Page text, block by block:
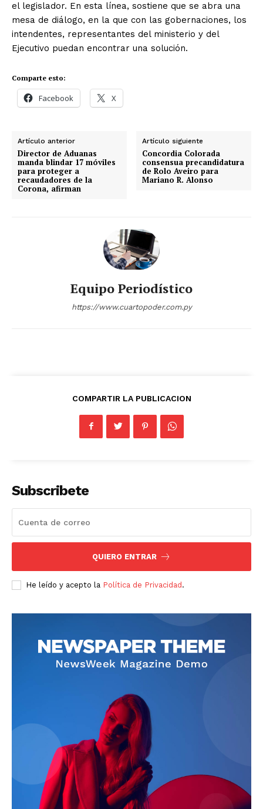
el legislador. En esta línea, sostiene que se abra una
mesa de diálogo, en la que con las gobernaciones, los
intendentes, representantes del ministerio y del
Ejecutivo puedan encontrar una solución.
Comparte esto:
Facebook X
Artículo anterior
Director de Aduanas
manda blindar 17 móviles
para proteger a
recaudadores de la
Corona, afirman
Artículo siguiente
Concordia Colorada
consensua precandidatura
de Rolo Aveiro para
Mariano R. Alonso
Equipo Periodístico
https://www.cuartopoder.com.py
COMPARTIR LA PUBLICACION
Subscribete
QUIERO ENTRAR
He leído y acepto la Política de Privacidad.